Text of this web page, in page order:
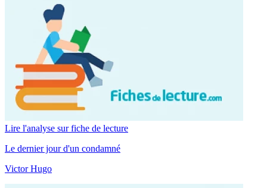
Lire l'analyse sur fiche de lecture
Le dernier jour d'un condamné
Victor Hugo